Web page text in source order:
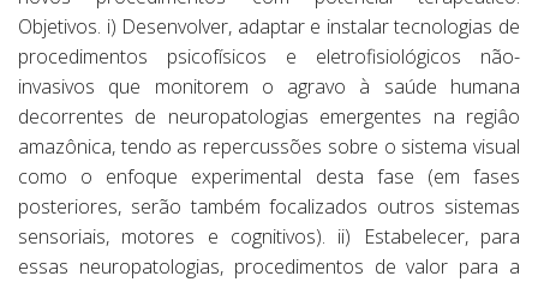
Objetivos. i) Desenvolver, adaptar e instalar tecnologias de
procedimentos psicofísicos e eletrofisiológicos não-
invasivos que monitorem o agravo à saúde humana
decorrentes de neuropatologias emergentes na regiâo
amazônica, tendo as repercussões sobre o sistema visual
como o enfoque experimental desta fase (em fases
posteriores, serão também focalizados outros sistemas
sensoriais, motores e cognitivos). ii) Estabelecer, para
essas neuropatologias, procedimentos de valor para a